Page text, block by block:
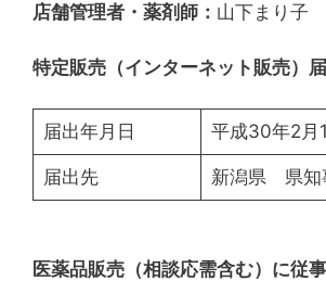
店舗管理者・薬剤師： 山下まり子
特定販売（インターネット販売）
届出年月日 平成30年2月
届出先 新潟県 県知
医薬品販売（相談応需含む）に従